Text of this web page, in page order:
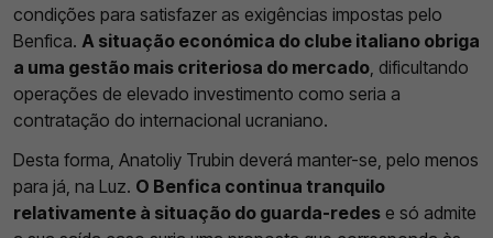
condições para satisfazer as exigências impostas pelo
Benfica. A situação económica do clube italiano obriga
a uma gestão mais criteriosa do mercado , dificultando
operações de elevado investimento como seria a
contratação do internacional ucraniano.
Desta forma, Anatoliy Trubin deverá manter-se, pelo menos
para já, na Luz. O Benfica continua tranquilo
relativamente à situação do guarda-redes e só admite